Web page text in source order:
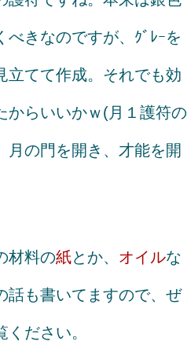
べきなのですが、ｸﾞﾚｰを
立てて作成。それでも効
からいいかｗ(月１護符の
月の門を開き、才能を開
材料の紙とか、 オイルな
話も書いてますので、ぜ
ください。